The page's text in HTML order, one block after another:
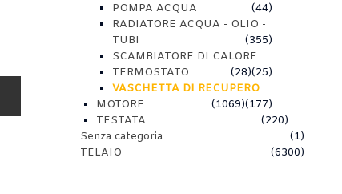
POMPA ACQUA
(44)
RADIATORE ACQUA - OLIO -
TUBI
(355)
SCAMBIATORE DI CALORE
(25)
TERMOSTATO
(28)
VASCHETTA DI RECUPERO
(177)
MOTORE
(1069)
TESTATA
(220)
Senza categoria
(1)
TELAIO
(6300)